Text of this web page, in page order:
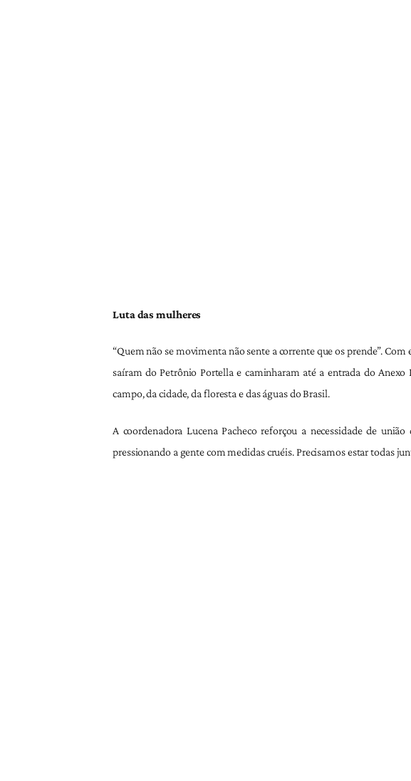
Luta das mulheres
“Quem não se movimenta não sente a corrente que os prende”.
saíram do Petrônio Portella e caminharam até a entrada do
campo, da cidade, da floresta e das águas do Brasil.
A coordenadora Lucena Pacheco reforçou a necessidade de
pressionando a gente com medidas cruéis. Precisamos estar todas